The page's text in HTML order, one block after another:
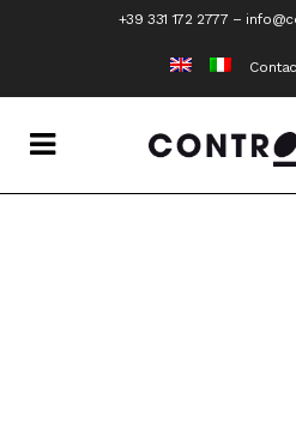
+39 331 172 2777 –